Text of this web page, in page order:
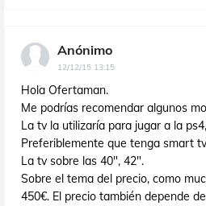
Anónimo
12/12/15 13:15
Hola Ofertaman.
Me podrías recomendar algunos
La tv la utilizaría para jugar a la
Preferiblemente que tenga smart
La tv sobre las 40", 42".
Sobre el tema del precio, como
450€. El precio también depende